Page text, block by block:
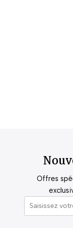
Offres